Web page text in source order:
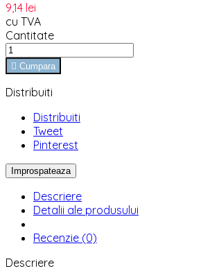
9,14 lei
cu TVA
Cantitate
 Cumpara
Distribuiti
Distribuiti
Tweet
Pinterest
Descriere
Detalii ale produsului
Recenzie (0)
Descriere